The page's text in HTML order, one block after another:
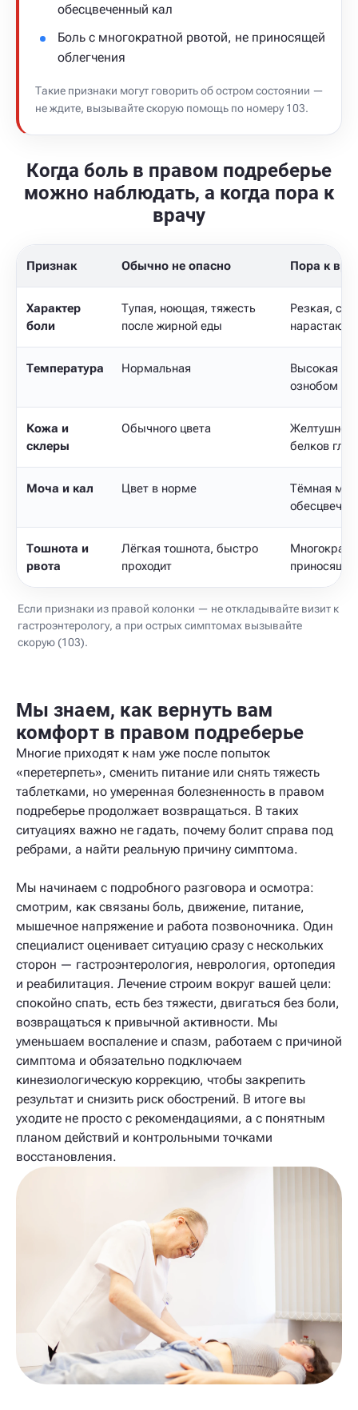
обесцвеченный кал
Боль с многократной рвотой, не приносящей
облегчения
Такие признаки могут говорить об остром состоянии —
не ждите, вызывайте скорую помощь по номеру 103.
Когда боль в правом подреберье
можно наблюдать, а когда пора к
врачу
Признак Обычно не опасно Пора к
Характер
боли
Тупая, ноющая, тяжесть
после жирной еды
Резкая,
Температура Нормальная
Высокая
ознобом
Кожа и
склеры
Обычного цвета
белков
Моча и кал Цвет в норме
Тёмная
Тошнота и
рвота
Лёгкая тошнота, быстро
проходит
Если признаки из правой колонки — не откладывайте визит к
гастроэнтерологу, а при острых симптомах вызывайте
скорую (103).
Мы знаем, как вернуть вам
комфорт в правом подреберье
Многие приходят к нам уже после попыток
«перетерпеть», сменить питание или снять тяжесть
таблетками, но умеренная болезненность в правом
подреберье продолжает возвращаться. В таких
ситуациях важно не гадать, почему болит справа под
ребрами, а найти реальную причину симптома.
Мы начинаем с подробного разговора и осмотра:
смотрим, как связаны боль, движение, питание,
мышечное напряжение и работа позвоночника. Один
специалист оценивает ситуацию сразу с нескольких
сторон — гастроэнтерология, неврология, ортопедия
и реабилитация. Лечение строим вокруг вашей цели:
спокойно спать, есть без тяжести, двигаться без боли,
возвращаться к привычной активности. Мы
уменьшаем воспаление и спазм, работаем с причиной
симптома и обязательно подключаем
кинезиологическую коррекцию, чтобы закрепить
результат и снизить риск обострений. В итоге вы
уходите не просто с рекомендациями, а с понятным
планом действий и контрольными точками
восстановления.